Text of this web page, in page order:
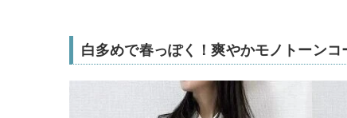
白多めで春っぽく！爽やかモノトーンコ